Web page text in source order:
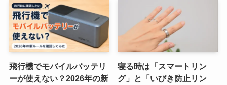
飛行機でモバイルバッテリ
ーが使えない？2026年の新
寝る時は「スマートリン
グ」と「いびき防止リン